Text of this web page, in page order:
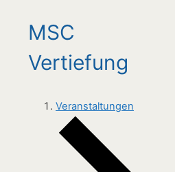
MSC
Vertiefung
Veranstaltungen